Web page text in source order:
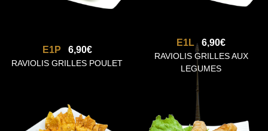
E1P 6,90€
RAVIOLIS GRILLES POULET
E1L6,90€
RAVIOLIS GRILLES AUX
LEGUMES